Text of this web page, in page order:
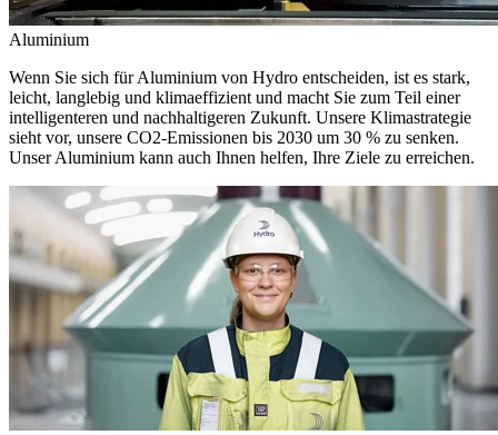
Aluminium
Wenn Sie sich für Aluminium von Hydro entscheiden, ist es stark,
leicht, langlebig und klimaeffizient und macht Sie zum Teil einer
intelligenteren und nachhaltigeren Zukunft. Unsere Klimastrategie
sieht vor, unsere CO2-Emissionen bis 2030 um 30 % zu senken.
Unser Aluminium kann auch Ihnen helfen, Ihre Ziele zu erreichen.